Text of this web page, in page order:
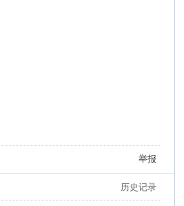
举报
历史记录